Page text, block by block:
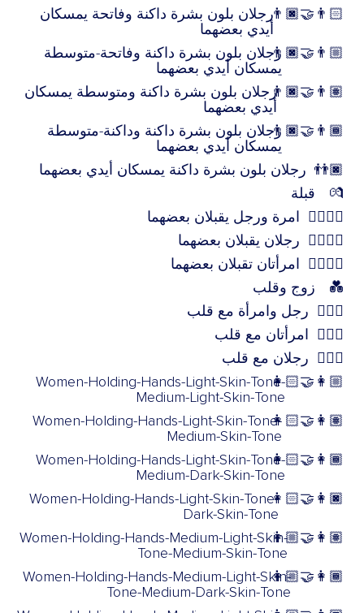
👨🏿‍🤝‍👨🏻رجلان بلون بشرة داكنة وفاتحة يمسكان
أيدي بعضهما
👨🏿‍🤝‍👨🏼رجلان بلون بشرة داكنة وفاتحة-متوسطة
يمسكان أيدي بعضهما
👨🏿‍🤝‍👨🏽رجلان بلون بشرة داكنة ومتوسطة يمسكان
أيدي بعضهما
👨🏿‍🤝‍👨🏾رجلان بلون بشرة داكنة وداكنة-متوسطة
يمسكان أيدي بعضهما
👬🏿 رجلان بلون بشرة داكنة يمسكان أيدي بعضهما
💏
قبلة
👩‍❤️‍💋‍👨 امرة ورجل يقبلان بعضهما
👨‍❤️‍💋‍👨 رجلان يقبلان بعضهما
👩‍❤️‍💋‍👩 امرأتان تقبلان بعضهما
💑
زوج وقلب
👩‍❤️‍👨 رجل وامرأة مع قلب
👩‍❤️‍👩 امرأتان مع قلب
👨‍❤️‍👨 رجلان مع قلب
👩🏻‍🤝‍👩🏼
Women-Holding-Hands-Light-Skin-Tone-
Medium-Light-Skin-Tone
👩🏻‍🤝‍👩🏽
Women-Holding-Hands-Light-Skin-Tone-
Medium-Skin-Tone
👩🏻‍🤝‍👩🏾
Women-Holding-Hands-Light-Skin-Tone-
Medium-Dark-Skin-Tone
👩🏻‍🤝‍👩🏿
Women-Holding-Hands-Light-Skin-Tone-
Dark-Skin-Tone
👩🏼‍🤝‍👩🏽
Women-Holding-Hands-Medium-Light-Skin-
Tone-Medium-Skin-Tone
👩🏼‍🤝‍👩🏾
Women-Holding-Hands-Medium-Light-Skin-
Tone-Medium-Dark-Skin-Tone